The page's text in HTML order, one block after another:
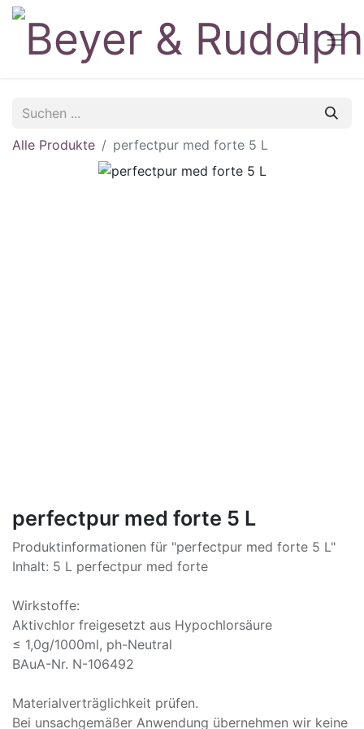
Alle Produkte perfectpur med forte 5 L
perfectpur med forte 5 L
Produktinformationen für "perfectpur med forte 5 L"
Inhalt: 5 L perfectpur med forte
Wirkstoffe:
Aktivchlor freigesetzt aus Hypochlorsäure
≤ 1,0g/1000ml, ph-Neutral
BAuA-Nr. N-106492
Materialverträglichkeit prüfen.
Bei unsachgemäßer Anwendung übernehmen wir keine